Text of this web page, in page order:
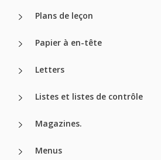
Plans de leçon
Papier à en-tête
Letters
Listes et listes de contrôle
Magazines.
Menus